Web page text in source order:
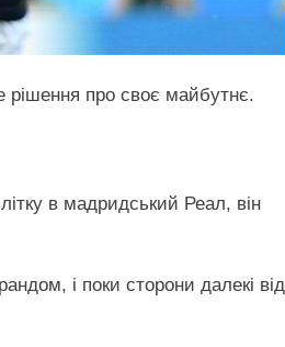
рішення про своє майбутнє.
в мадридський Реал, він
і поки сторони далекі від